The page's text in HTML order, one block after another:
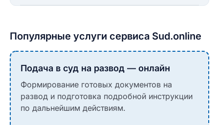
Популярные услуги сервиса Sud.online
Подача в суд на развод — онлайн
Формирование готовых документов на
развод и подготовка подробной инструкции
по дальнейшим действиям.